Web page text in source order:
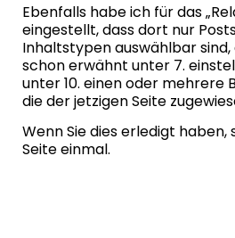
Ebenfalls habe ich für das
eingestellt, dass dort nur
Inhaltstypen auswählbar sind,
schon erwähnt unter 7.
unter 10. einen oder mehrere
die der jetzigen Seite
Wenn Sie dies erledigt haben,
Seite einmal.